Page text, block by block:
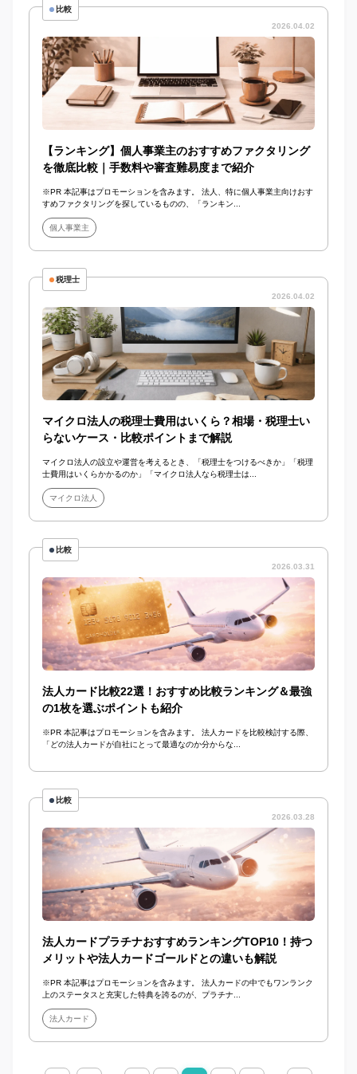
比較
2026.04.02
【ランキング】個人事業主のおすすめファクタリング
を徹底比較｜手数料や審査難易度まで紹介
※PR 本記事はプロモーションを含みます。 法人、特に個人事業主向けおす
すめファクタリングを探しているものの、「ランキン...
個人事業主
税理士
2026.04.02
マイクロ法人の税理士費用はいくら？相場・税理士い
らないケース・比較ポイントまで解説
マイクロ法人の設立や運営を考えるとき、「税理士をつけるべきか」「税理
士費用はいくらかかるのか」「マイクロ法人なら税理士は...
マイクロ法人
比較
2026.03.31
法人カード比較22選！おすすめ比較ランキング＆最強
の1枚を選ぶポイントも紹介
※PR 本記事はプロモーションを含みます。 法人カードを比較検討する際、
「どの法人カードが自社にとって最適なのか分からな...
比較
2026.03.28
法人カードプラチナおすすめランキングTOP10！持つ
メリットや法人カードゴールドとの違いも解説
※PR 本記事はプロモーションを含みます。 法人カードの中でもワンランク
上のステータスと充実した特典を誇るのが、プラチナ...
法人カード